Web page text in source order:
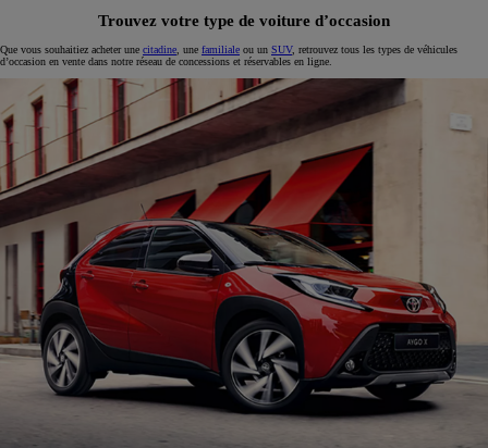
Trouvez votre type de voiture d’occasion
Que vous souhaitiez acheter une citadine , une familiale ou un SUV, retrouvez tous les types de véhicules
d’occasion en vente dans notre réseau de concessions et réservables en ligne.